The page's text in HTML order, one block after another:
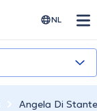
NL
Angela Di Stante